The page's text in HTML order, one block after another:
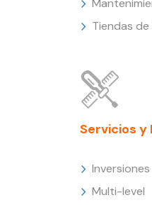
Tiendas
Servicios y
Inversiones
Multi-level